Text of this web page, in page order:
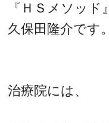
『ＨＳメソッド
久保田隆介です。
治療院には、